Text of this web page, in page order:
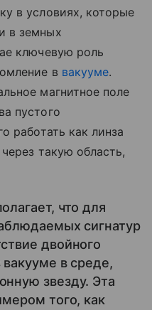
в условиях, которые
в земных
ключевую роль
в вакууме.
магнитное поле
пустого
работать как линза
такую область,
что для
сигнатур
двойного
в среде,
звезду. Эта
того, как